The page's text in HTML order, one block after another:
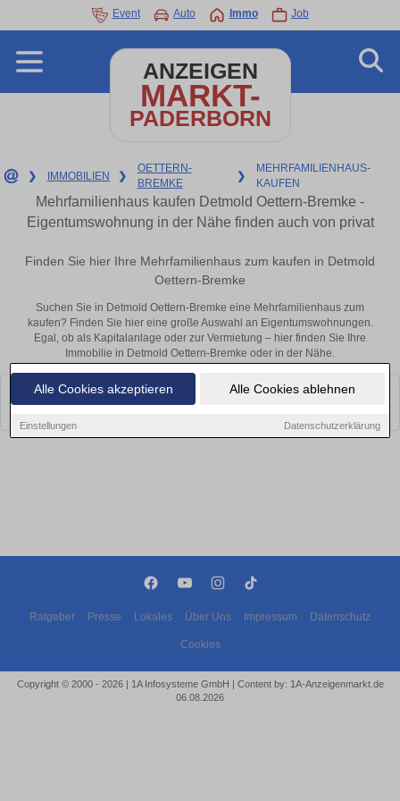
Alle Cookies akzeptieren Alle Cookies ablehnen
Einstellungen Datenschutzerklärung
Event Auto Immo Job
ANZEIGEN
MARKT-
PADERBORN
❯ IMMOBILIEN ❯
OETTERN-
BREMKE
❯
MEHRFAMILIENHAUS-
KAUFEN
Mehrfamilienhaus kaufen Detmold Oettern-Bremke -
Eigentumswohnung in der Nähe finden auch von privat
Finden Sie hier Ihre Mehrfamilienhaus zum kaufen in Detmold
Oettern-Bremke
Suchen Sie in Detmold Oettern-Bremke eine Mehrfamilienhaus zum
kaufen? Finden Sie hier eine große Auswahl an Eigentumswohnungen.
Egal, ob als Kapitalanlage oder zur Vermietung – hier finden Sie Ihre
Immobilie in Detmold Oettern-Bremke oder in der Nähe.
Leider konnten wir derzeit keine passenden Objekte finden. Schauen Sie
Ratgeber Presse Lokales Über Uns Impressum Datenschutz
Cookies
Copyright © 2000 - 2026 | 1A Infosysteme GmbH | Content by: 1A-Anzeigenmarkt.de
06.08.2026